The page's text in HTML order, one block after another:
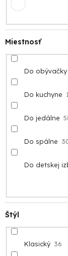
Miestnosť
Do obývačky
Do kuchyne
Do jedálne
Do spálne
Do detskej
Štýl
Klasický 36